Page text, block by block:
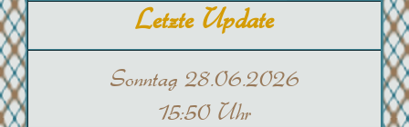
Letzte Update
Sonntag 28.06.2026
15:50 Uhr